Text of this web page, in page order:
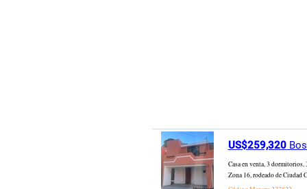
US$259,320
Casa en venta, 3
Zona 16, rodeado de Ciudad